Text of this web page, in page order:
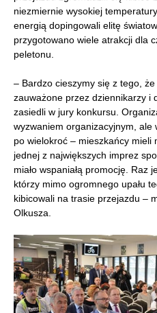
niezmiernie wysokiej
energią dopingowali elitę
przygotowano wiele atrakcji dla
peletonu.
– Bardzo cieszymy się z tego,
zauważone przez dziennikarzy i
zasiedli w jury konkursu.
wyzwaniem organizacyjnym, ale
po wielokroć – mieszkańcy mieli
jednej z największych imprez
miało wspaniałą promocję. Raz
którzy mimo ogromnego upału
kibicowali na trasie przejazdu –
Olkusza.